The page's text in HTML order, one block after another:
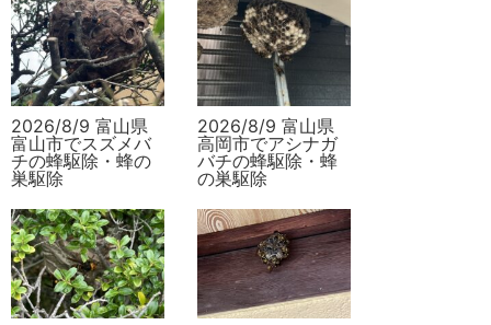
2026/8/9 富山県
富山市でスズメバ
チの蜂駆除・蜂の
巣駆除
2026/8/9 富山県
高岡市でアシナガ
バチの蜂駆除・蜂
の巣駆除